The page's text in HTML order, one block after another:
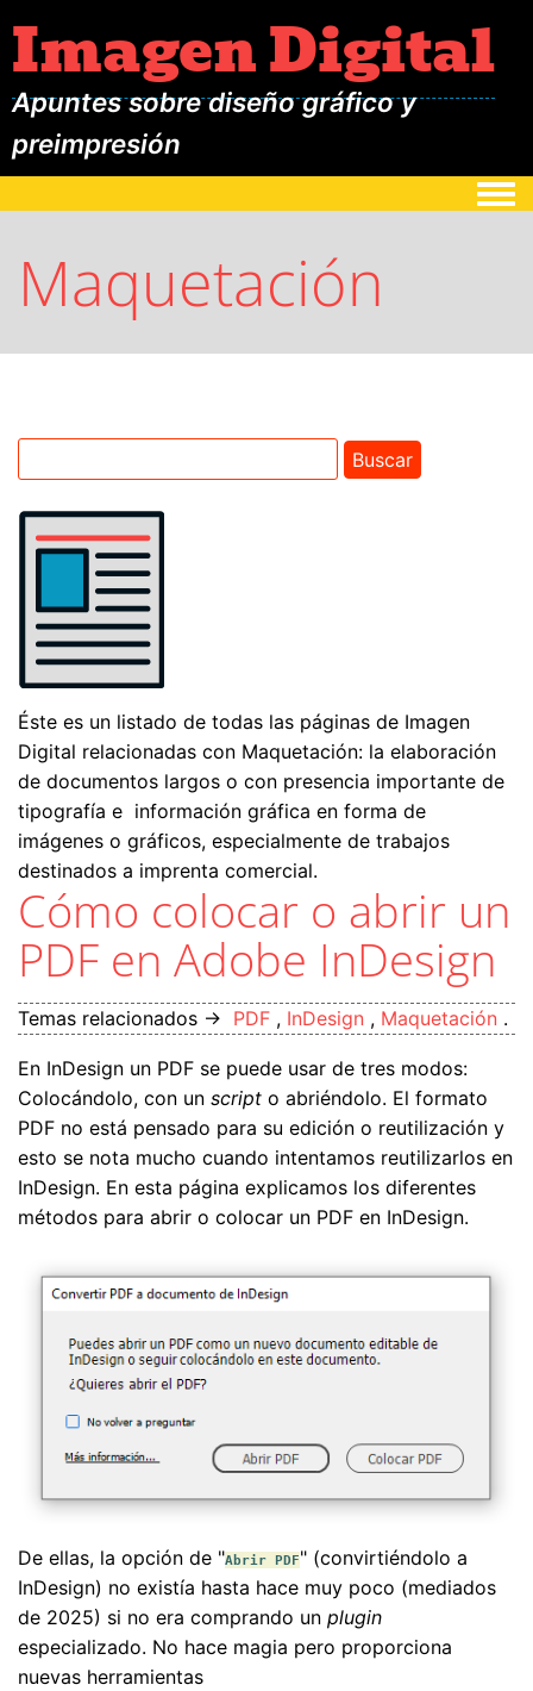
Imagen Digital
Apuntes sobre diseño gráfico y
preimpresión
Maquetación
Éste es un listado de todas las páginas de Imagen
Digital relacionadas con Maquetación: la elaboración
de documentos largos o con presencia importante de
tipografía e información gráfica en forma de
imágenes o gráficos, especialmente de trabajos
destinados a imprenta comercial.
Cómo colocar o abrir un
PDF en Adobe InDesign
Temas relacionados → PDF , InDesign , Maquetación .
En InDesign un PDF se puede usar de tres modos:
Colocándolo, con un script o abriéndolo. El formato
PDF no está pensado para su edición o reutilización y
esto se nota mucho cuando intentamos reutilizarlos en
InDesign. En esta página explicamos los diferentes
métodos para abrir o colocar un PDF en InDesign.
De ellas, la opción de "Abrir PDF" (convirtiéndolo a
InDesign) no existía hasta hace muy poco (mediados
de 2025) si no era comprando un plugin
especializado. No hace magia pero proporciona
nuevas herramientas